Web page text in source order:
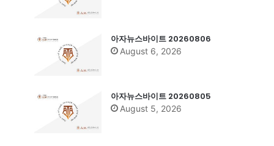
아자뉴스바이트 20260806
August 6, 2026
아자뉴스바이트 20260805
August 5, 2026